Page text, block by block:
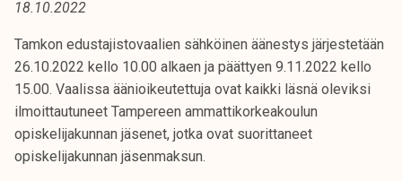
t
i
k
o
r
18.10.2022
Tamkon edustajistovaalien sähköinen äänestys järjestetään
26.10.2022 kello 10.00 alkaen ja päättyen 9.11.2022 kello
15.00. Vaalissa äänioikeutettuja ovat kaikki läsnä oleviksi
ilmoittautuneet Tampereen ammattikorkeakoulun
opiskelijakunnan jäsenet, jotka ovat suorittaneet
opiskelijakunnan jäsenmaksun.